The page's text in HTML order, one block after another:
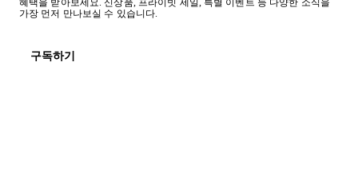
가장 먼저 만나보실 수 있습니다.
구독하기